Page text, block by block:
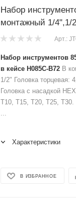
Набор
монтажный 1/4",1/
Арт.:
Набор инструментов
в кейсе H085C-B72 В
1/2" Головка торцевая:
Головка с насадкой
T10, T15, T20, T25,
...
Характеристики
В ИЗБРАННОЕ